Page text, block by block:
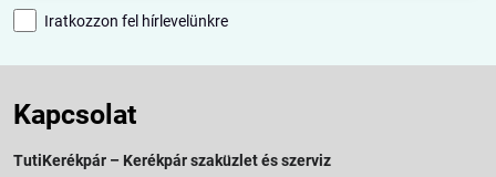
Iratkozzon fel hírlevelünkre
Kapcsolat
TutiKerékpár – Kerékpár szaküzlet és szerviz